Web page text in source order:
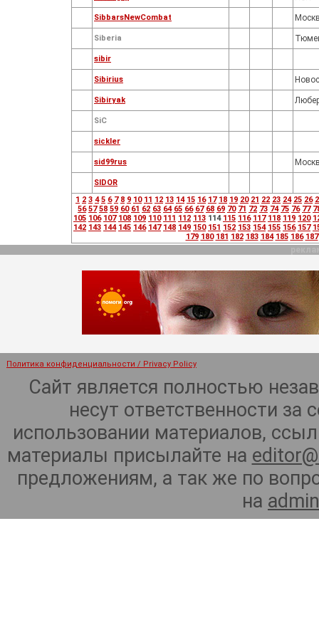
SibbarsNewCombat
Siberia
sibir
Sibirius
Sibiryak
SiC
sickler
sid99rus
SIDOR
1 2 3 4 5 6 7 8 9 10 11 12 13 14 15 16 17 18 19 20 21 22 23 24 25 26
56 57 58 59 60 61 62 63 64 65 66 67 68 69 70 71 72 73 74 75 76 77
105 106 107 108 109 110 111 112 113 114 115 116 117 118 119 120
142 143 144 145 146 147 148 149 150 151 152 153 154 155 156 157
179 180 181 182 183 184 185 186 187
Политика конфиденциальности / Privacy Policy
Сайт является полностью
несут ответственности
использовании материалов,
материалы присылайте на
предложениям, а так же по
на